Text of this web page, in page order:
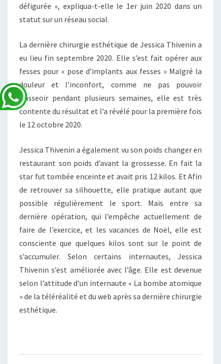
défigurée », expliqua-t-elle le 1er juin 2020 dans un
statut sur un réseau social.
La dernière chirurgie esthétique de Jessica Thivenin a
eu lieu fin septembre 2020. Elle s’est fait opérer aux
fesses pour « pose d’implants aux fesses » Malgré la
douleur et l’inconfort, comme ne pas pouvoir
s’asseoir pendant plusieurs semaines, elle est très
contente du résultat et l’a révélé pour la première fois
le 12 octobre 2020.
Jessica Thivenin a également vu son poids changer en
restaurant son poids d’avant la grossesse. En fait la
star fut tombée enceinte et avait pris 12 kilos. Et Afin
de retrouver sa silhouette, elle pratique autant que
possible régulièrement le sport. Mais entre sa
dernière opération, qui l’empêche actuellement de
faire de l’exercice, et les vacances de Noël, elle est
consciente que quelques kilos sont sur le point de
s’accumuler. Selon certains internautes, Jessica
Thivenin s’est améliorée avec l’âge. Elle est devenue
selon l’attitude d’un internaute « La bombe atomique
» de la téléréalité et du web après sa dernière chirurgie
esthétique.